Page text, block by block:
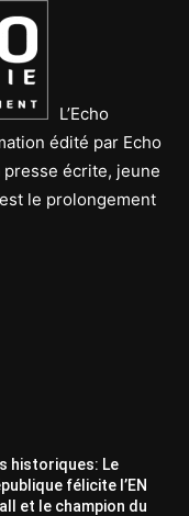
L’Echo
édité par Echo
écrite, jeune
le prolongement
historiques: Le
félicite l’EN
et le champion du